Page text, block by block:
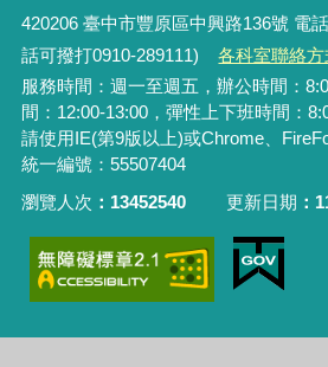
420206臺中市豐原區中興路136號 電
話可撥打0910-289111)
各科室聯絡方
服務時間：週一至週五，辦公時間：
間：12:00-13:00，彈性上下班時間：
請使用IE(第9版以上)或Chrome、
統一編號：55507404
瀏覽人次
13452540 更新日期